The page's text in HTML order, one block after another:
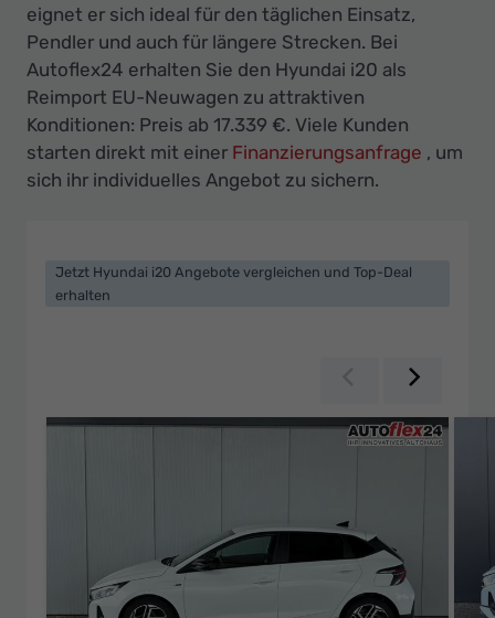
-
Ihr
Innovatives
Autohaus
eignet er sich ideal für den täglichen Einsatz,
Pendler und auch für längere Strecken. Bei
Autoflex24 erhalten Sie den Hyundai i20 als
Reimport EU-Neuwagen zu attraktiven
Konditionen: Preis ab 17.339 €. Viele Kunden
starten direkt mit einer Finanzierungsanfrage , um
sich ihr individuelles Angebot zu sichern.
Jetzt Hyundai i20 Angebote vergleichen und Top-Deal
erhalten
Zurück